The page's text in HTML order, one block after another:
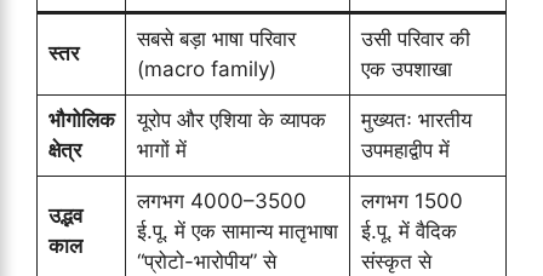
स्तर
सबसे बड़ा भाषा परिवार
(macro family)
उसी परिवार की
एक उपशाखा
भौगोलिक
क्षेत्र
यूरोप और एशिया के व्यापक
भागों में
मुख्यतः भारतीय
उपमहाद्वीप में
उद्भव
काल
लगभग 4000–3500
ई.पू. में एक सामान्य मातृभाषा
“प्रोटो-भारोपीय” से
लगभग 1500
ई.पू. में वैदिक
संस्कृत से